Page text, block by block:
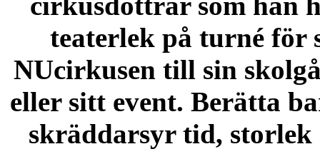
teaterlek på turné för
NUcirkusen till sin
eller sitt event. Berätta
skräddarsyr tid, storlek